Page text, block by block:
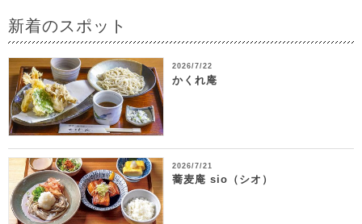
新着のスポット
2026/7/22
かくれ庵
2026/7/21
蕎麦庵 sio（シオ）